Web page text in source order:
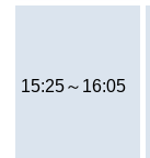
15:25～16:05